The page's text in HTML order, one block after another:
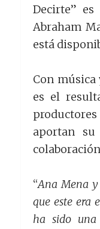
Decirte”
Abraham
está
Con música
es el
aportan
“Ana Mena
que este era
ha sido una